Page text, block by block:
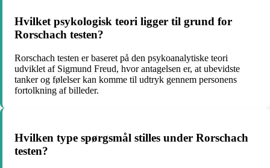
Hvilket psykologisk teori ligger til grund for
Rorschach testen?
Rorschach testen er baseret på den psykoanalytiske teori
udviklet af Sigmund Freud, hvor antagelsen er, at ubevidste
tanker og følelser kan komme til udtryk gennem personens
fortolkning af billeder.
Hvilken type spørgsmål stilles under Rorschach
testen?